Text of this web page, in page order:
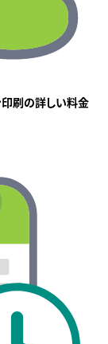
刷の詳しい料金